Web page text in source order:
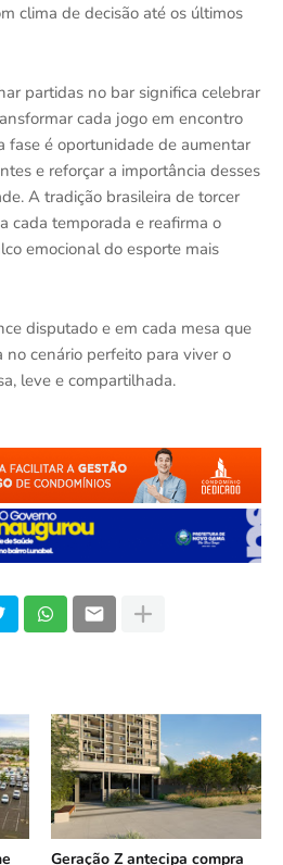
clima de decisão até os últimos
partidas no bar significa celebrar
cada jogo em encontro
fase é oportunidade de aumentar
e reforçar a importância desses
A tradição brasileira de torcer
cada temporada e reafirma o
emocional do esporte mais
disputado e em cada mesa que
cenário perfeito para viver o
leve e compartilhada.
Geração Z antecipa compra